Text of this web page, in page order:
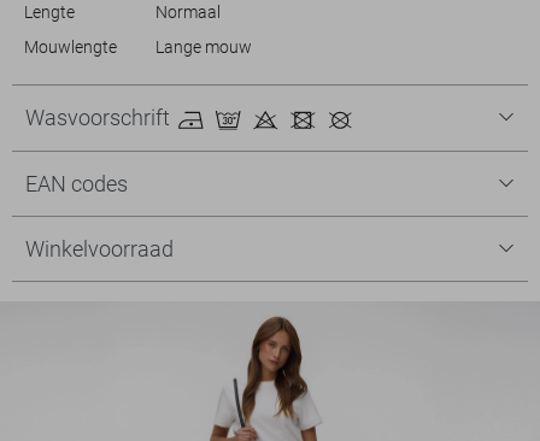
Lengte
Normaal
Mouwlengte
Lange mouw
Wasvoorschrift
EAN codes
Winkelvoorraad